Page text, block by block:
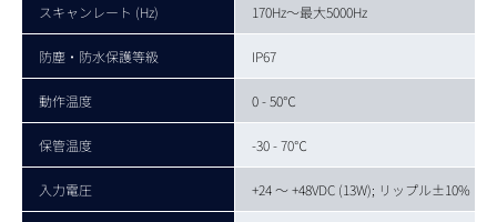
スキャンレート (Hz) 170Hz～最大5000Hz
防塵・防水保護等級 IP67
動作温度 0 - 50℃
保管温度 -30 - 70℃
入力電圧 +24 ～ +48VDC (13W); リップル±10%